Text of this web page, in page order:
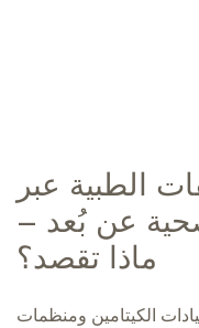
الطبية عبر
عن بُعد –
ماذا تقصد؟
الكيتامين ومنظمات